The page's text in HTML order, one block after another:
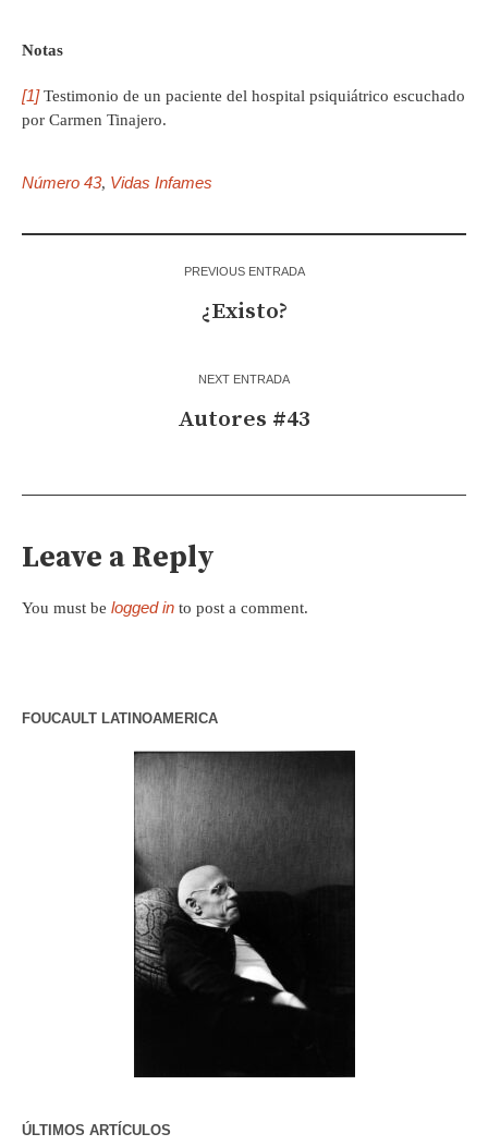
Notas
[1]Testimonio de un paciente del hospital psiquiátrico escuchado
por Carmen Tinajero.
Número 43, Vidas Infames
PREVIOUS ENTRADA
¿Existo?
NEXT ENTRADA
Autores #43
Leave a Reply
You must be logged in to post a comment.
FOUCAULT LATINOAMERICA
ÚLTIMOS ARTÍCULOS